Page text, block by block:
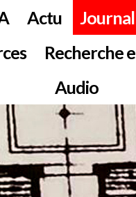
Actu
Recherche
Audio